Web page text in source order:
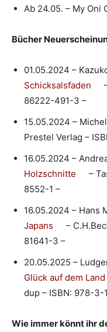
Ab 24.05. – My Oni
Bücher
01.05.2024 –
Schicksalsfaden
86222-491-3 –
15.05.2024 –
Prestel Verlag –
16.05.2024 –
Holzschnitte
–
8552-1 –
16.05.2024 – Hans
Japans
–
81641-3 –
20.05.2025 –
Glück auf dem Land
dup – ISBN: 978-3-
Wie immer könnt ihr